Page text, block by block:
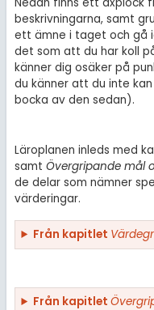
beskrivningarna, samt
ett ämne i taget och gå
det som att du har koll
känner dig osäker på
du känner att du inte
bocka av den sedan).
Läroplanen inleds med
samt Övergripande mål
de delar som nämner
värderingar.
Från kapitlet
Från kapitlet